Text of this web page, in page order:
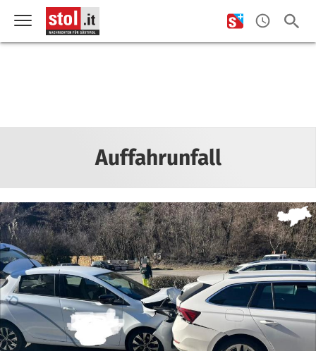
Auffahrunfall